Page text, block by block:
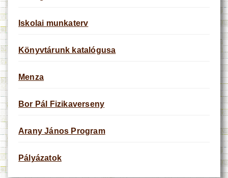
Iskolai munkaterv
Könyvtárunk katalógusa
Menza
Bor Pál Fizikaverseny
Arany János Program
Pályázatok